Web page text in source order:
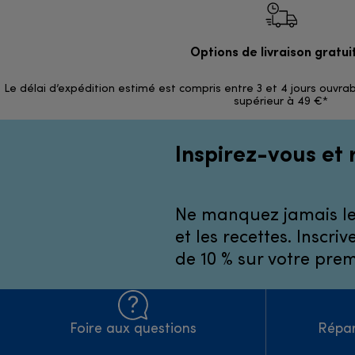
Options de livraison
Le délai d’expédition estimé est compris entre 3 et 4 jours
supérieur à 49 €*
Inspirez-vous et
Ne manquez jamais
et les recettes.
de 10 % sur votre
Foire aux questions